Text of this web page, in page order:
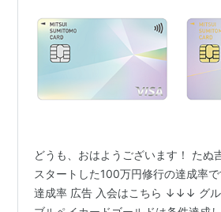
どうも、おはようございます！ たぬ
スタートした100万円修行の達成率
達成率 広告 入会はこちら ↓↓↓ グ